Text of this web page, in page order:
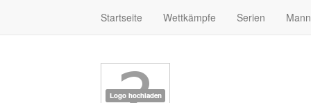
Startseite Wettkämpfe Serien